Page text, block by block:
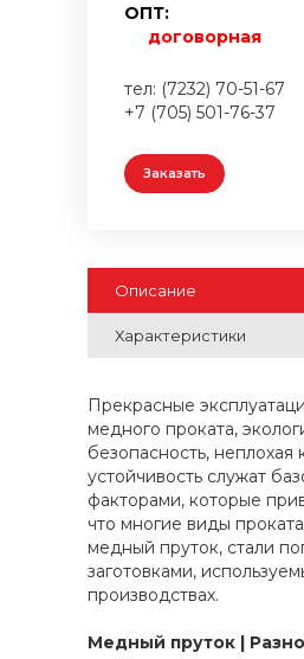
ОПТ:
договорная
тел: (7232) 70-51-67
+7 (705) 501-76-37
Заказать
Описание
Характеристики
Прекрасные
медного проката,
безопасность, неплохая
устойчивость служат
факторами, которые
что многие виды
медный пруток, стали
заготовками,
производствах.
Медный пруток |